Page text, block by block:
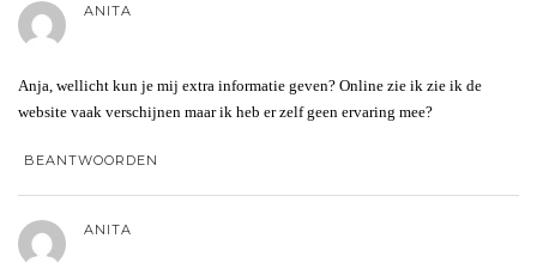
ANITA
Anja, wellicht kun je mij extra informatie geven? Online zie ik zie ik de
website vaak verschijnen maar ik heb er zelf geen ervaring mee?
BEANTWOORDEN
ANITA